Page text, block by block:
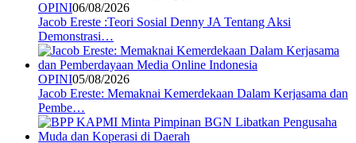
OPINI06/08/2026
Jacob Ereste :Teori Sosial Denny JA Tentang Aksi
Demonstrasi…
OPINI05/08/2026
Jacob Ereste: Memaknai Kemerdekaan Dalam Kerjasama dan
Pembe…